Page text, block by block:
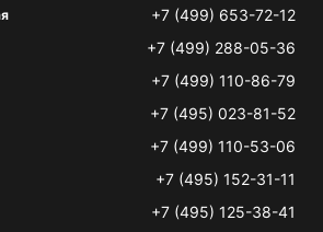
+7 (499) 653-72-12
+7 (499) 288-05-36
+7 (499) 110-86-79
+7 (495) 023-81-52
+7 (499) 110-53-06
+7 (495) 152-31-11
+7 (495) 125-38-41